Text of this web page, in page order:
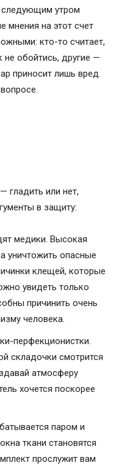
следующим утром
на этот счет
кто-то считает,
не обойтись, другие —
приносит лишь вред.
гладить или нет,
в защиту:
медики. Высокая
уничтожить опасные
клещей, которые
увидеть только
причинить очень
человека.
перфекционистки.
складочки смотрится
атмосферу
хочется поскорее
паром и
ткани становятся
прослужит вам